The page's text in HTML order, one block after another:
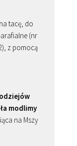
tacę, do
(nr
z pomocą
modlimy
na Mszy